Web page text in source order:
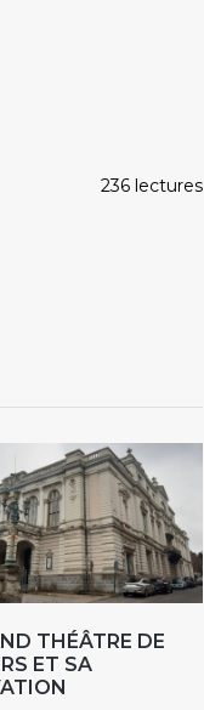
236 lectures
THÉÂTRE DE
ET SA